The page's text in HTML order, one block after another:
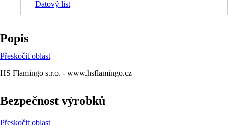
Datový list
Popis
Přeskočit oblast
HS Flamingo s.r.o. - www.hsflamingo.cz
Bezpečnost výrobků
Přeskočit oblast